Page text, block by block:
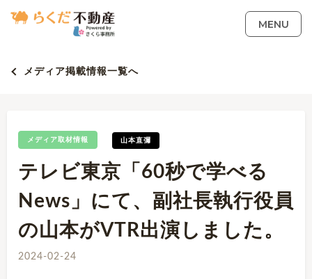
MENU
メディア掲載情報一覧へ
メディア取材情報 山本直彌
テレビ東京「60秒で学べる
News」にて、副社長執行役員
の山本がVTR出演しました。
2024-02-24